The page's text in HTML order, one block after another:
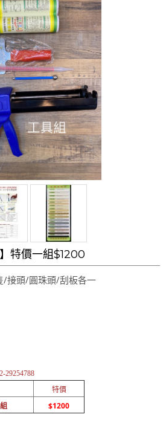
加Line好友 請親愛的客戶加入
LINE官方帳號@a0975005573
特價一組$1200
/接頭/圓珠頭/刮板各一
29254788
特價
$1200